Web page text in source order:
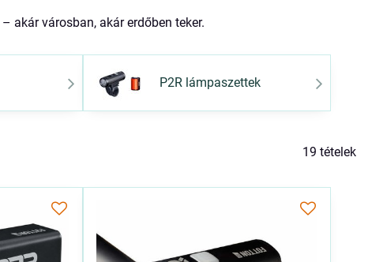
– akár városban, akár erdőben teker.
P2R lámpaszettek
19 tételek